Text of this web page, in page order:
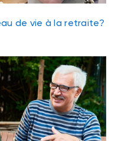
de vie à la retraite?